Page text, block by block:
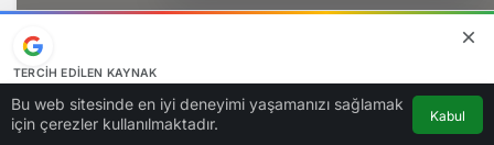
Bu web sitesinde en iyi deneyimi yaşamanızı sağlamak
için çerezler kullanılmaktadır.
Kabul
TERCIH EDILEN KAYNAK
Kaynağı Ekle